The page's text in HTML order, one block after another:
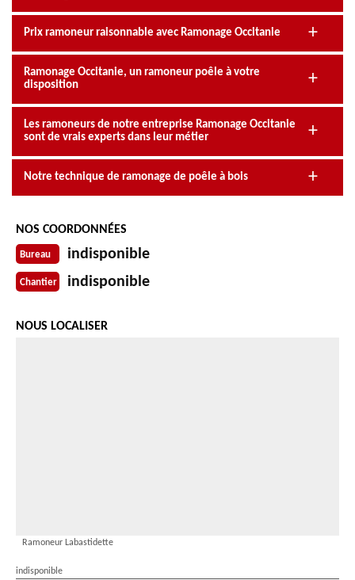
Prix ramoneur raisonnable avec Ramonage Occitanie
Ramonage Occitanie, un ramoneur poêle à votre
disposition
Les ramoneurs de notre entreprise Ramonage Occitanie
sont de vrais experts dans leur métier
Notre technique de ramonage de poêle à bois
NOS COORDONNÉES
Bureau indisponible
Chantier indisponible
NOUS LOCALISER
Ramoneur Labastidette
indisponible